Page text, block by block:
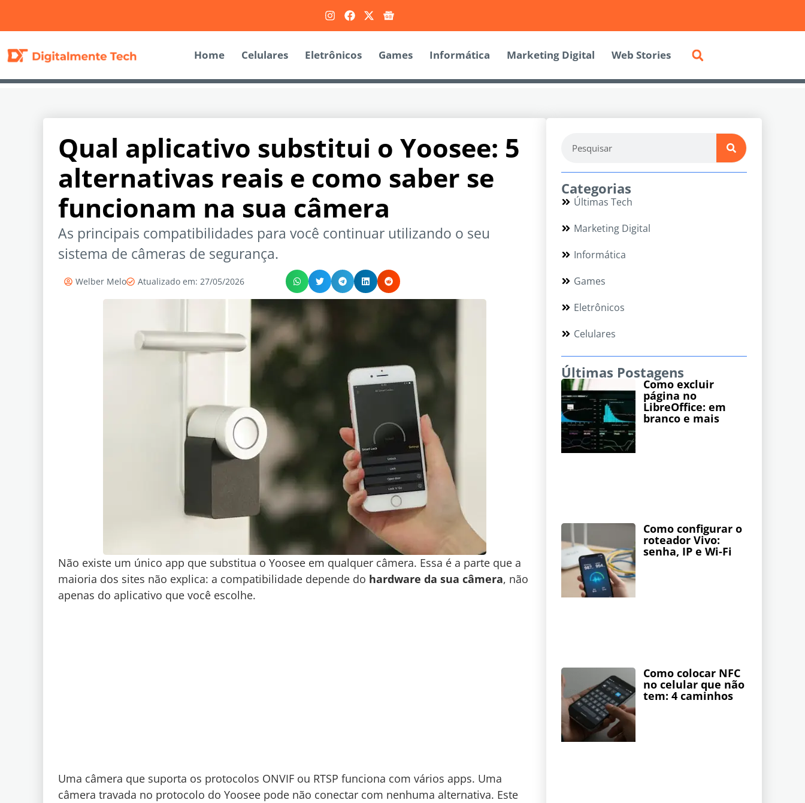
Home Celulares Eletrônicos Games Informática Marketing Digital Web Stories
Qual aplicativo substitui o Yoosee: 5
alternativas reais e como saber se
funcionam na sua câmera
As principais compatibilidades para você continuar utilizando o seu
sistema de câmeras de segurança.
Welber Melo Atualizado em: 27/05/2026
Não existe um único app que substitua o Yoosee em qualquer câmera. Essa é a parte que a
maioria dos sites não explica: a compatibilidade depende do hardware da sua câmera, não
apenas do aplicativo que você escolhe.
Uma câmera que suporta os protocolos ONVIF ou RTSP funciona com vários apps. Uma
câmera travada no protocolo do Yoosee pode não conectar com nenhuma alternativa. Este
Categorias
Últimas Tech
Marketing Digital
Informática
Games
Eletrônicos
Celulares
Últimas Postagens
Como excluir
página no
LibreOffice: em
branco e mais
Como configurar o
roteador Vivo:
senha, IP e Wi-Fi
Como colocar NFC
no celular que não
tem: 4 caminhos